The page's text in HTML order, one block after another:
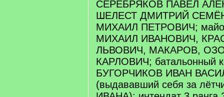
СЕРЕБРЯКОВ ПАВЕЛ
ШЕЛЕСТ ДМИТРИЙ
МИХАИЛ ПЕТРОВИЧ;
МИХАИЛ ИВАНОВИЧ,
ЛЬВОВИЧ, МАКАРОВ,
КАРЛОВИЧ; батальонный
БУГОРЧИКОВ ИВАН
(выдававший себя за